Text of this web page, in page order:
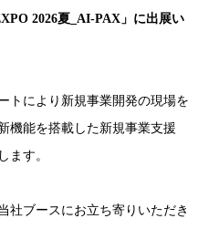
2026夏_AI-PAX」に出展い
トにより新規事業開発の現場を
機能を搭載した新規事業支援
ます。
社ブースにお立ち寄りいただき